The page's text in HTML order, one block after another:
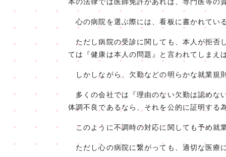
心の病院を選ぶ際には、看板に書かれてい
ただし病院の受診に関しても、本人が拒否
ては『健康は本人の問題』と言われてしまえ
しかしながら、欠勤などの明らかな就業規
多くの会社では『理由のない欠勤は認めな
体調不良であるなら、それを公的に証明する
このように不調時の対応に関しても予め就
ただし心の病院に繋がっても、適切な医療